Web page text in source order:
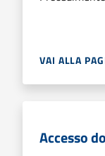
VAI ALLA
Accesso